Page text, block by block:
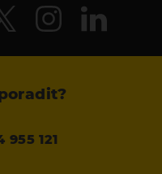
955 121